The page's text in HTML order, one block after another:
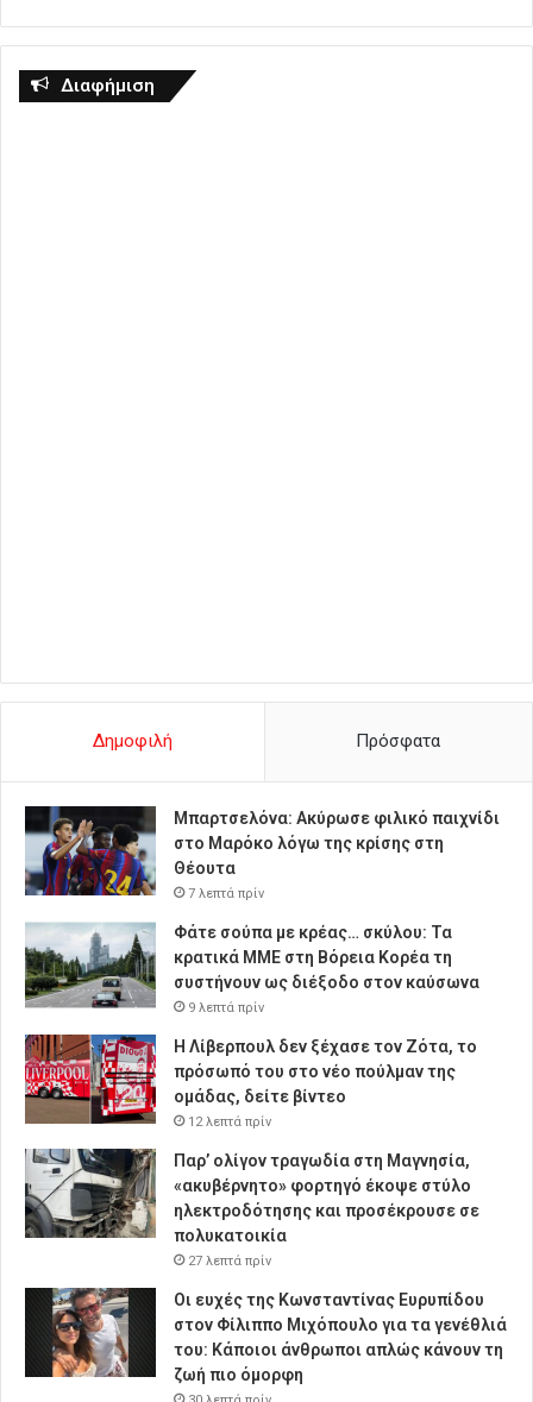
Διαφήμιση
Δημοφιλή Πρόσφατα
Μπαρτσελόνα: Ακύρωσε φιλικό παιχνίδι
στο Μαρόκο λόγω της κρίσης στη
Θέουτα
7 λεπτά πρίν
Φάτε σούπα με κρέας… σκύλου: Τα
κρατικά ΜΜΕ στη Βόρεια Κορέα τη
συστήνουν ως διέξοδο στον καύσωνα
9 λεπτά πρίν
Η Λίβερπουλ δεν ξέχασε τον Ζότα, το
πρόσωπό του στο νέο πούλμαν της
ομάδας, δείτε βίντεο
12 λεπτά πρίν
Παρ’ ολίγον τραγωδία στη Μαγνησία,
«ακυβέρνητο» φορτηγό έκοψε στύλο
ηλεκτροδότησης και προσέκρουσε σε
πολυκατοικία
27 λεπτά πρίν
Οι ευχές της Κωνσταντίνας Ευρυπίδου
στον Φίλιππο Μιχόπουλο για τα γενέθλιά
του: Κάποιοι άνθρωποι απλώς κάνουν τη
ζωή πιο όμορφη